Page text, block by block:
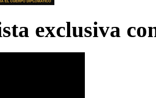
exclusiva